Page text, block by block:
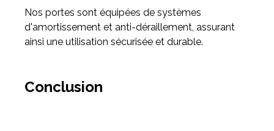
Nos portes sont équipées de systèmes
d'amortissement et anti-déraillement, assurant
ainsi une utilisation sécurisée et durable.
Conclusion